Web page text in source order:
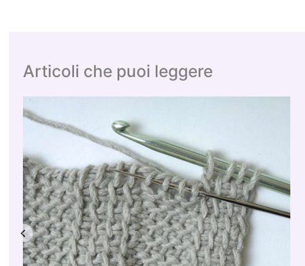
Articoli che puoi leggere